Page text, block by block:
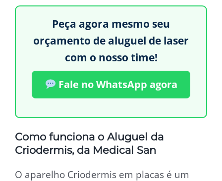
Peça agora mesmo seu
orçamento de aluguel de laser
com o nosso time!
Fale no WhatsApp agora
Como funciona o Aluguel da
Criodermis, da Medical San
O aparelho Criodermis em placas é um